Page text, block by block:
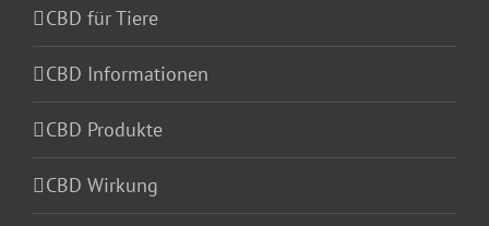
CBD für Tiere
CBD Informationen
CBD Produkte
CBD Wirkung